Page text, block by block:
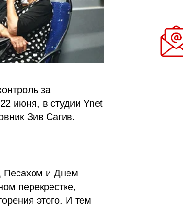
за
июня, в студии Ynet
Зив Сагив.
Песахом и Днем
перекрестке,
этого. И тем